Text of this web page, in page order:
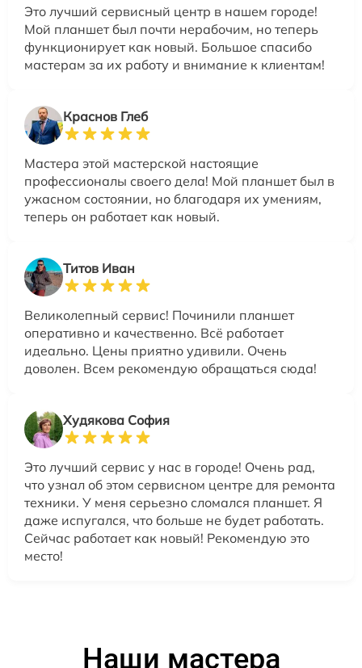
Это лучший сервисный центр в нашем городе!
Мой планшет был почти нерабочим, но теперь
функционирует как новый. Большое спасибо
мастерам за их работу и внимание к клиентам!
Краснов Глеб
Мастера этой мастерской настоящие
профессионалы своего дела! Мой планшет был в
ужасном состоянии, но благодаря их умениям,
теперь он работает как новый.
Титов Иван
Великолепный сервис! Починили планшет
оперативно и качественно. Всё работает
идеально. Цены приятно удивили. Очень
доволен. Всем рекомендую обращаться сюда!
Худякова София
Это лучший сервис у нас в городе! Очень рад,
что узнал об этом сервисном центре для ремонта
техники. У меня серьезно сломался планшет. Я
даже испугался, что больше не будет работать.
Сейчас работает как новый! Рекомендую это
место!
Наши мастера